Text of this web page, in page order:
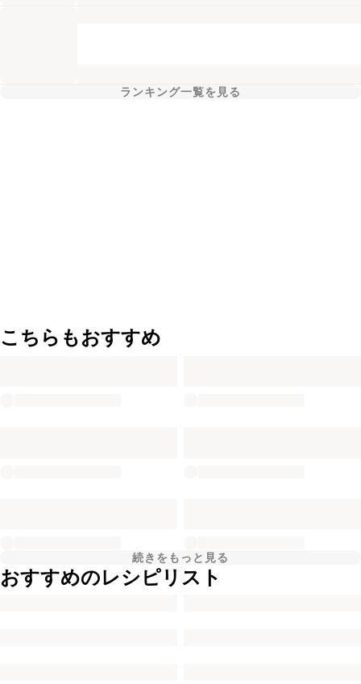
ランキング一覧を見る
こちらもおすすめ
続きをもっと見る
おすすめのレシピリスト